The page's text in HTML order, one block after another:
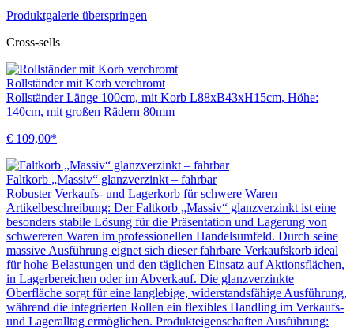
Produktgalerie überspringen
Cross-sells
Rollständer mit Korb verchromt
Rollständer Länge 100cm, mit Korb L88xB43xH15cm, Höhe:
140cm, mit großen Rädern 80mm
€ 109,00*
Faltkorb „Massiv“ glanzverzinkt – fahrbar
Robuster Verkaufs- und Lagerkorb für schwere Waren
Artikelbeschreibung: Der Faltkorb „Massiv“ glanzverzinkt ist eine
besonders stabile Lösung für die Präsentation und Lagerung von
schwereren Waren im professionellen Handelsumfeld. Durch seine
massive Ausführung eignet sich dieser fahrbare Verkaufskorb ideal
für hohe Belastungen und den täglichen Einsatz auf Aktionsflächen,
in Lagerbereichen oder im Abverkauf. Die glanzverzinkte
Oberfläche sorgt für eine langlebige, widerstandsfähige Ausführung,
während die integrierten Rollen ein flexibles Handling im Verkaufs-
und Lageralltag ermöglichen. Produkteigenschaften Ausführung: